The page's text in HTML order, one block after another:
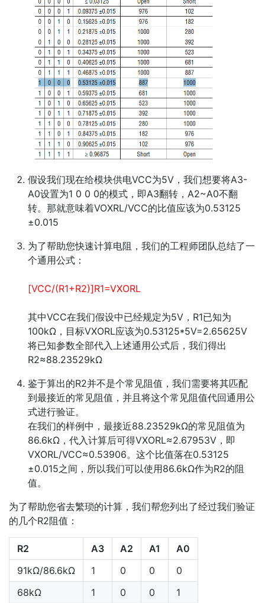
假设我们现在给模块供电VCC为5V，我们想要将A3-
A0设置为1 0 0 0的模式，即A3翻转，A2~A0不翻
转。那就意味着VOXRL/VCC的比值应该为0.53125
±0.015
为了帮助您快速计算电阻，我们的工程师团队总结了一
个通用公式：
[VCC/(R1+R2)]R1=VXORL
其中VCC在我们假设中已经规定为5V，R1已知为
100kΩ，目标VXORL应该为0.53125*5V=2.65625V
将已知参数全部代入上述通用公式后，我们得出
R2≈88.23529kΩ
鉴于算出的R2并不是个常见阻值，我们需要将其匹配
到最接近的常见阻值，并且将这个常见阻值代回通用公
式进行验证。
在我们的样例中，最接近88.23529kΩ的常见阻值为
86.6kΩ，代入计算后可得VXORL≈2.67953V，即
VXORL/VCC≈0.53906。这个比值落在0.53125
±0.015之间，所以我们可以使用86.6kΩ作为R2的阻
值。
为了帮助您省去繁琐的计算，我们帮您列出了经过我们验证
的几个R2阻值：
R2 A3 A2 A1
A0
91kΩ/86.6kΩ
1 0 0
0
68kΩ
1 0 0
1